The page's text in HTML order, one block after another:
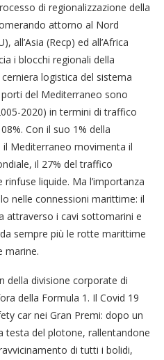
di regionalizzazione della
attorno al Nord
all’Asia (Recp) ed all’Africa
i blocchi regionali della
logistica del sistema
del Mediterraneo sono
2020) in termini di traffico
Con il suo 1% della
Mediterraneo movimenta il
il 27% del traffico
liquide. Ma l’importanza
nelle connessioni marittime: il
attraverso i cavi sottomarini e
sempre più le rotte marittime
marine.
della divisione corporate di
della Formula 1. Il Covid 19
car nei Gran Premi: dopo un
testa del plotone, rallentandone
di tutti i bolidi,